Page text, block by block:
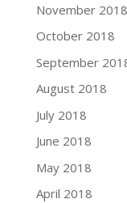
November 2018
October 2018
September
August 2018
July 2018
June 2018
May 2018
April 2018